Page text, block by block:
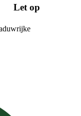
Let op